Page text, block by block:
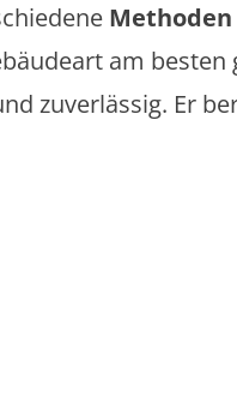
am besten
zuverlässig. Er